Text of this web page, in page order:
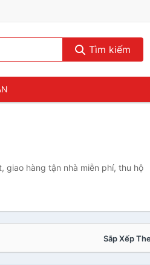
Tìm kiếm
giao hàng tận nhà miễn phí, thu hộ
Sắp Xếp